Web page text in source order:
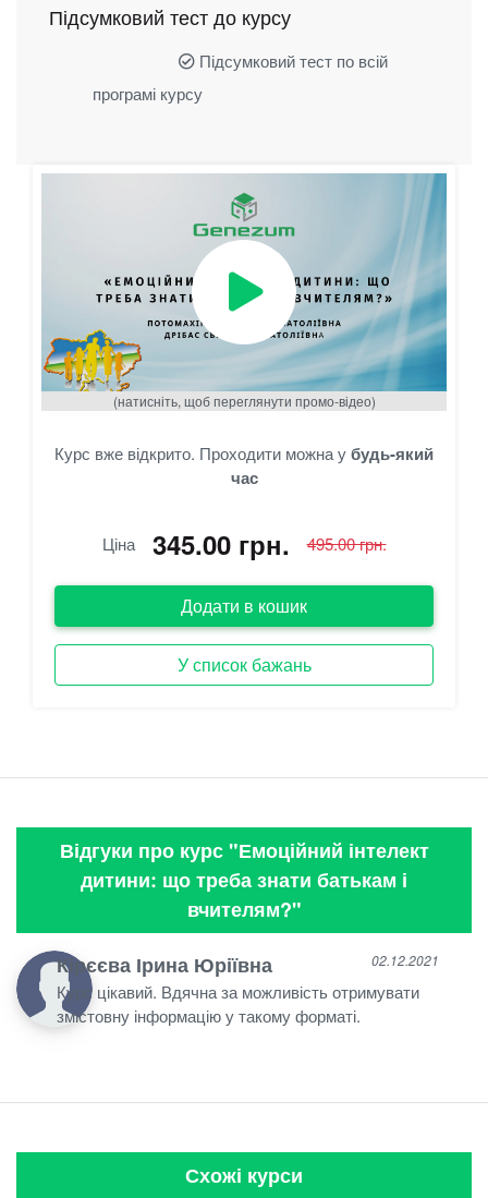
Підсумковий тест до курсу
Підсумковий тест по всій
програмі курсу
(натисніть, щоб переглянути промо-відео)
Курс вже відкрито. Проходити можна убудь-який
час
Ціна 345.00 грн. 495.00 грн.
Додати в кошик
У список бажань
Відгуки про курс "Емоційний інтелект
дитини: що треба знати батькам і
вчителям?"
Кірєєва Ірина Юріївна
02.12.2021
Курс цікавий. Вдячна за можливість отримувати
змістовну інформацію у такому форматі.
Схожі курси